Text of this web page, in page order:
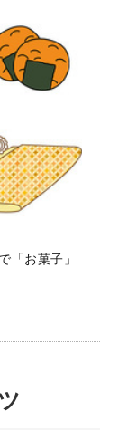
「お菓子」